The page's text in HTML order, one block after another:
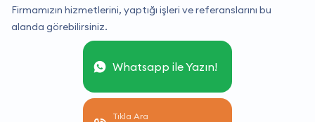
Firmamızın hizmetlerini, yaptığı işleri ve referanslarını bu
alanda görebilirsiniz.
Whatsapp ile Yazın!
Tıkla Ara